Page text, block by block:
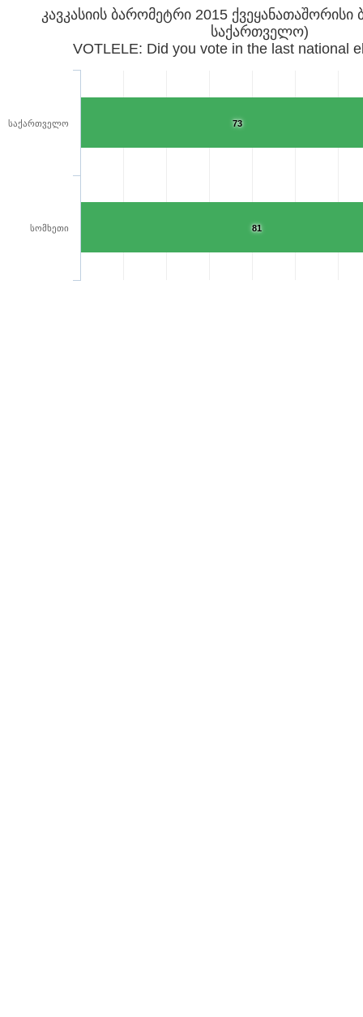
კავკასიის ბარომეტრი 2015 ქვეყანათაშორისი
საქართველო)
VOTLELE: Did you vote in the last national
73
81
საქართველო
სომხეთი